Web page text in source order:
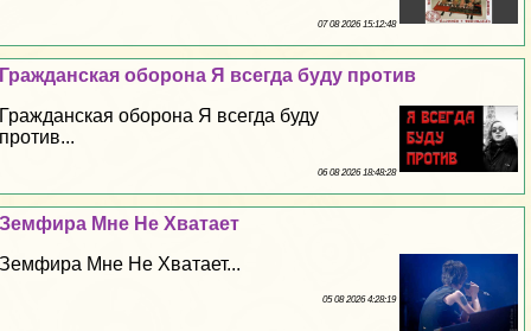
07 08 2026 15:12:48
Гражданская оборона Я всегда буду против
Гражданская оборона Я всегда буду
против...
06 08 2026 18:48:28
Земфира Мне Не Хватает
Земфира Мне Не Хватает...
05 08 2026 4:28:19